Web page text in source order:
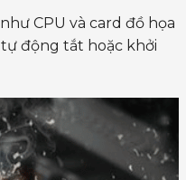
CPU và card đồ họa
động tắt hoặc khởi